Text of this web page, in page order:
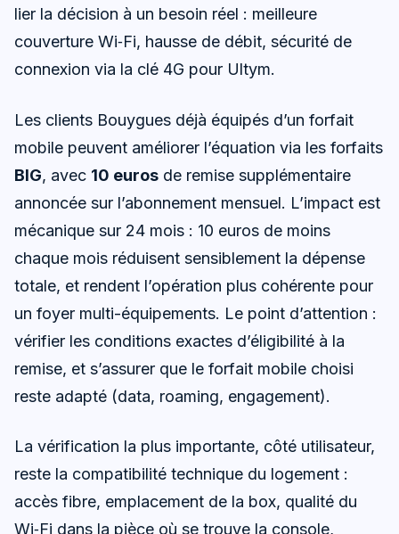
lier la décision à un besoin réel : meilleure
couverture Wi‑Fi, hausse de débit, sécurité de
connexion via la clé 4G pour Ultym.
Les clients Bouygues déjà équipés d’un forfait
mobile peuvent améliorer l’équation via les forfaits
BIG, avec 10 euros de remise supplémentaire
annoncée sur l’abonnement mensuel. L’impact est
mécanique sur 24 mois : 10 euros de moins
chaque mois réduisent sensiblement la dépense
totale, et rendent l’opération plus cohérente pour
un foyer multi-équipements. Le point d’attention :
vérifier les conditions exactes d’éligibilité à la
remise, et s’assurer que le forfait mobile choisi
reste adapté (data, roaming, engagement).
La vérification la plus importante, côté utilisateur,
reste la compatibilité technique du logement :
accès fibre, emplacement de la box, qualité du
Wi‑Fi dans la pièce où se trouve la console,